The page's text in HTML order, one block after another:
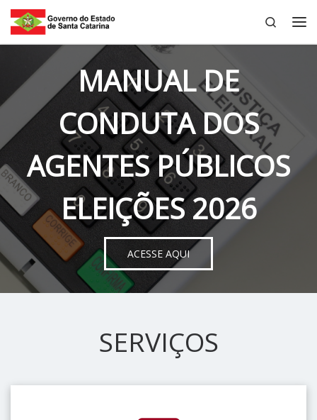
Skip to content
Search
MANUAL DE
CONDUTA DOS
AGENTES PÚBLICOS
ELEIÇÕES 2026
ACESSE AQUI
SERVIÇOS